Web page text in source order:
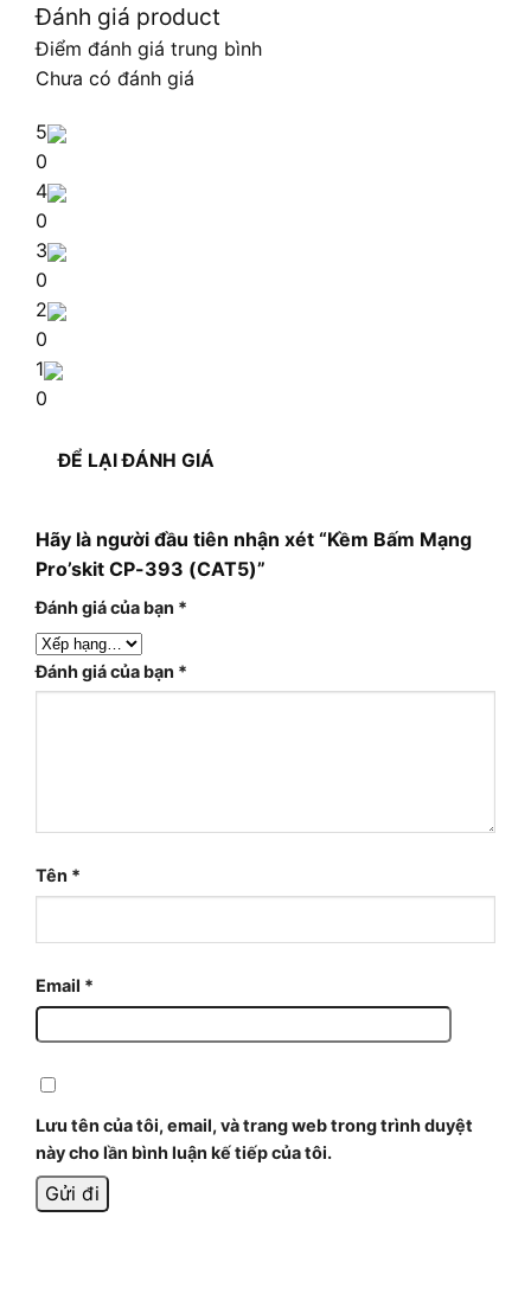
Đánh giá product
Điểm đánh giá trung bình
Chưa có đánh giá
5
0
4
0
3
0
2
0
1
0
ĐỂ LẠI ĐÁNH GIÁ
Hãy là người đầu tiên nhận xét “Kềm Bấm Mạng
Pro’skit CP-393 (CAT5)”
Đánh giá của bạn *
Đánh giá của bạn *
Tên *
Email *
Lưu tên của tôi, email, và trang web trong trình duyệt
này cho lần bình luận kế tiếp của tôi.